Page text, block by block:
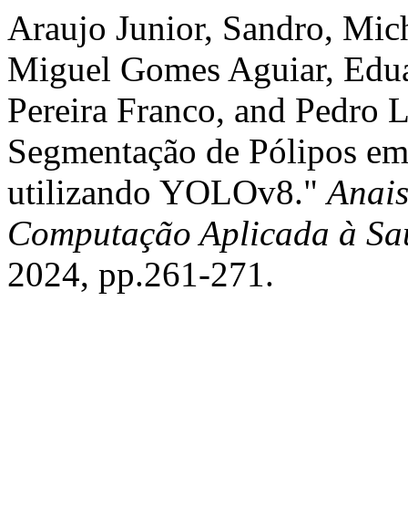
Araujo Junior, Sandro,
Miguel Gomes Aguiar,
Pereira Franco, and Pedro
Segmentação de Pólipos
utilizando YOLOv8."
Computação Aplicada à
2024, pp.261-271.